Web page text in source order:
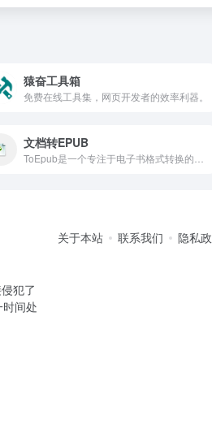
猿奋工具箱
免费在线工具集，网页开发者的效率利器。
文档转EPUB
犯了
间处
关于本站 联系我们 隐私